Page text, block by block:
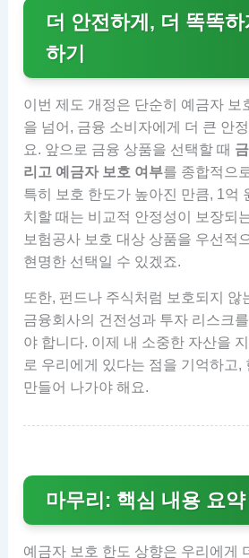
더 안전하게, 더 똑똑
하기
이번 제도 개정은 단순히 예금자 보
을 넘어, 금융 소비자에게 더 큰 안
요. 앞으로 금융 상품을 선택할 때
리고 예금자 보호 여부를 종합적으
특히 보호 한도가 높아진 만큼, 1억
치할 때는 비교적 안정성이 보장되
보험공사 보호 대상 상품을 우선적
현명한 선택일 수 있겠죠.
또한, 펀드나 주식처럼 보호되지 않
금융회사의 건전성과 투자 리스크
야 합니다. 이제 내 소중한 자산을
로 우리에게 있다는 점을 기억하고,
만들어 나가야 해요.
마무리: 핵심 내용 요약
예금자 보호 한도 상향은 우리에게